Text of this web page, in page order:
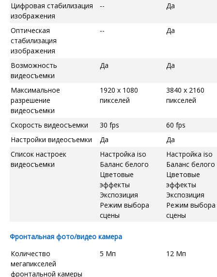
Цифровая стабилизация
изображения
-- Да
Оптическая
стабилизация
изображения
-- Да
Возможность
видеосъемки
Да Да
Максимальное
разрешение
видеосъемки
1920 x 1080
пикселей
3840 x 2160
пикселей
Скорость видеосъемки 30 fps
60 fps
Настройки видеосъемки
Да
Да
Список настроек
видеосъемки
Настройка iso
Баланс белого
Цветовые
эффекты
Экспозиция
Режим выбора
сцены
Настройка iso
Баланс белого
Цветовые
эффекты
Экспозиция
Режим выбора
сцены
Фронтальная фото/видео камера
Количество
мегапикселей
фронтальной камеры
5 Мп 12 Мп